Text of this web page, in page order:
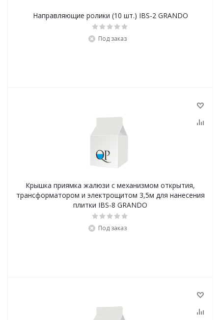
Направляющие ролики (10 шт.) IBS-2 GRANDO
Под заказ
Крышка приямка жалюзи с механизмом открытия,
трансформатором и электрощитом 3,5м для нанесения
плитки IBS-8 GRANDO
Под заказ